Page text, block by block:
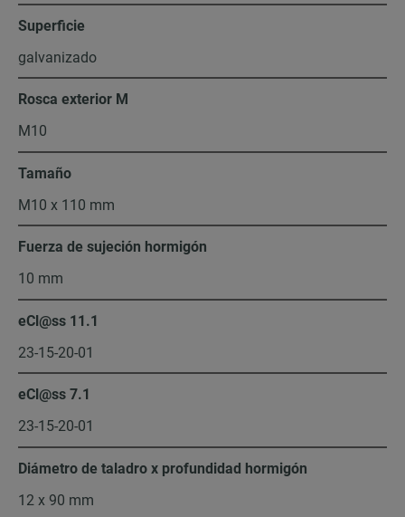
Superficie
galvanizado
Rosca exterior M
M10
Tamaño
M10 x 110 mm
Fuerza de sujeción hormigón
10 mm
eCl@ss 11.1
23-15-20-01
eCl@ss 7.1
23-15-20-01
Diámetro de taladro x profundidad hormigón
12 x 90 mm